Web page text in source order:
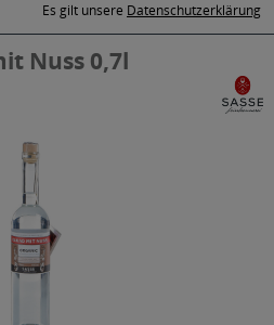
Es gilt unsere Datenschutzerklärung
Nuss 0,7l